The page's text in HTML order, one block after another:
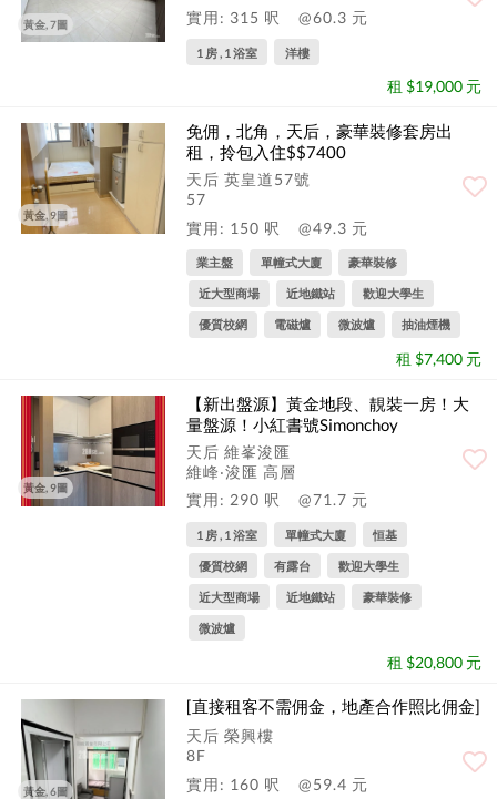
黃金, 7圖
實用: 315 呎
@60.3 元
1 房 , 1 浴室 洋樓
租 $19,000 元
黃金, 9圖
免佣，北角，天后，豪華裝修套房出
租，拎包入住$$7400
天后 英皇道57號
57
實用: 150 呎
@49.3 元
業主盤 單幢式大廈 豪華裝修
近大型商場 近地鐵站 歡迎大學生
優質校網 電磁爐 微波爐 抽油煙機
租 $7,400 元
黃金, 9圖
【新出盤源】黃金地段、靚裝一房！大
量盤源！小紅書號Simonchoy
天后 維峯浚匯
維峰‧浚匯 高層
實用: 290 呎
@71.7 元
1 房 , 1 浴室 單幢式大廈 恒基
優質校網 有露台 歡迎大學生
近大型商場 近地鐵站 豪華裝修
微波爐
租 $20,800 元
黃金, 6圖
[直接租客不需佣金，地產合作照比佣金]
天后 榮興樓
8F
實用: 160 呎
@59.4 元